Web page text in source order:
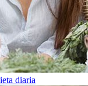
diaria